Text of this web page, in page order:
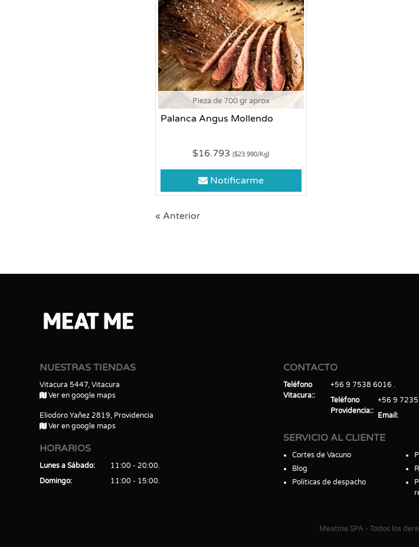
Pieza de 700 gr aprox
Palanca Angus Mollendo
$16.793($23.990/Kg)
Notificarme
« Anterior
NUESTRAS TIENDAS
Vitacura 5447, Vitacura
Ver en google maps
Eliodoro Yañez 2819, Providencia
Ver en google maps
HORARIOS
Lunes a Sábado
11:00 - 20:00
Domingo
11:00 - 15:00
CONTACTO
Teléfono
Vitacura:
+56 9 7538 6016
Teléfono
Providencia:
+56 9
Email
SERVICIO AL CLIENTE
Cortes de Vacuno
Blog
Políticas de despacho
Meatme SPA - Todos los